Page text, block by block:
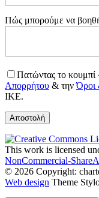
Gender
Πώς μπορούμε να
Πατώντας το
Απορρήτου & τηνΌροι
IKE.
This work is licensed
NonCommercial-
© 2026 Copyright:
Web design Theme